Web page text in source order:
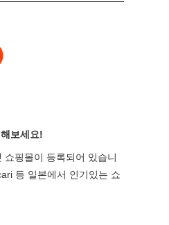
보세요!
핑몰이 등록되어 있습니
등 일본에서 인기있는 쇼